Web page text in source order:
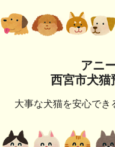
アニ
西宮市犬猫
大事な犬猫を安心でき